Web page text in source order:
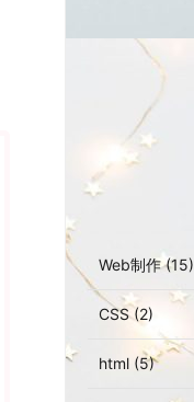
Web制作 (15)
CSS (2)
html (5)